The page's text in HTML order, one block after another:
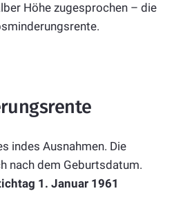
Höhe zugesprochen – die
indes Ausnahmen. Die
nach dem Geburtsdatum.
1. Januar 1961